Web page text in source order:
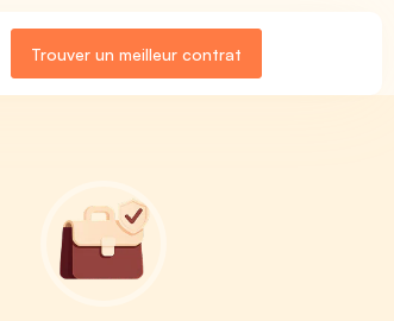
Trouver un meilleur contrat